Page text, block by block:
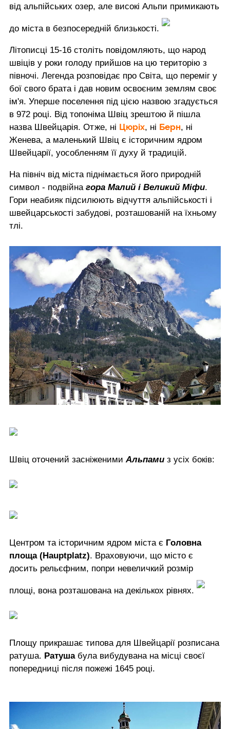
від альпійських озер, але високі Альпи примикають
до міста в безпосередній близькості.
Літописці 15-16 століть повідомляють, що народ
швіців у роки голоду прийшов на цю територію з
півночі. Легенда розповідає про Світа, що переміг у
бої свого брата і дав новим освоєним землям своє
ім'я. Уперше поселення під цією назвою згадується
в 972 році. Від топоніма Швіц зрештою й пішла
назва Швейцарія. Отже, ні Цюріх, ні Берн, ні
Женева, а маленький Швіц є історичним ядром
Швейцарії, уособленням її духу й традицій.
На північ від міста піднімається його природній
символ - подвійна гора Малий і Великий Міфи.
Гори неабияк підсилюють відчуття альпійськості і
швейцарськості забудові, розташованій на їхньому
тлі.
Швіц оточений засніженими Альпами з усіх боків:
Центром та історичним ядром міста є Головна
площа (Hauptplatz). Враховуючи, що місто є
досить рельєфним, попри невеличкий розмір
площі, вона розташована на декількох рівнях.
Площу прикрашає типова для Швейцарії розписана
ратуша. Ратуша була вибудувана на місці своєї
попередниці після пожежі 1645 році.